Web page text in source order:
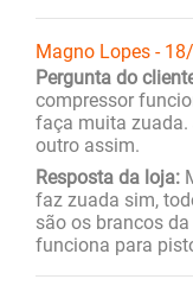
Magno Lopes -
Pergunta do
compressor
faça muita zuada.
outro assim.
Resposta da loja:
faz zuada sim,
são os brancos
funciona para